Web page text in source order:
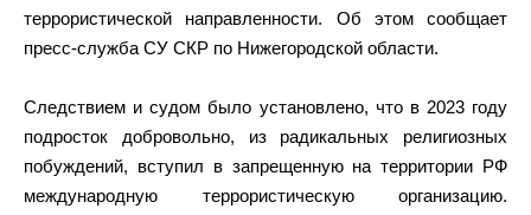
террористической направленности. Об этом сообщает
пресс-служба СУ СКР по Нижегородской области.
Следствием и судом было установлено, что в 2023 году
подросток добровольно, из радикальных религиозных
побуждений, вступил в запрещенную на территории РФ
международную террористическую организацию.